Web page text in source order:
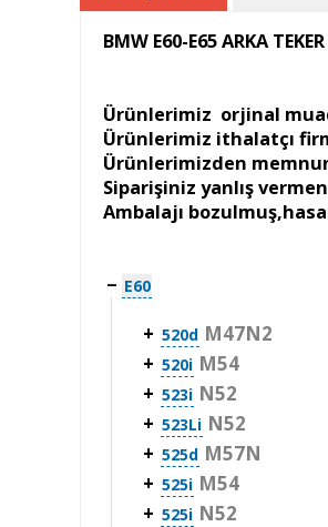
BMW E60-E65 ARKA
Ürünlerimiz orjinal
Ürünlerimiz ithalatçı
Ürünlerimizden
Siparişiniz yanlış
Ambalajı
− E60
+ 520d M47N2
+ 520i M54
+ 523i N52
+ 523Li N52
+ 525d M57N
+ 525i M54
+ 525i N52